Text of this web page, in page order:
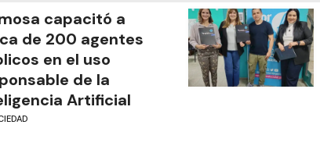
capacitó a
de 200 agentes
en el uso
de la
Artificial